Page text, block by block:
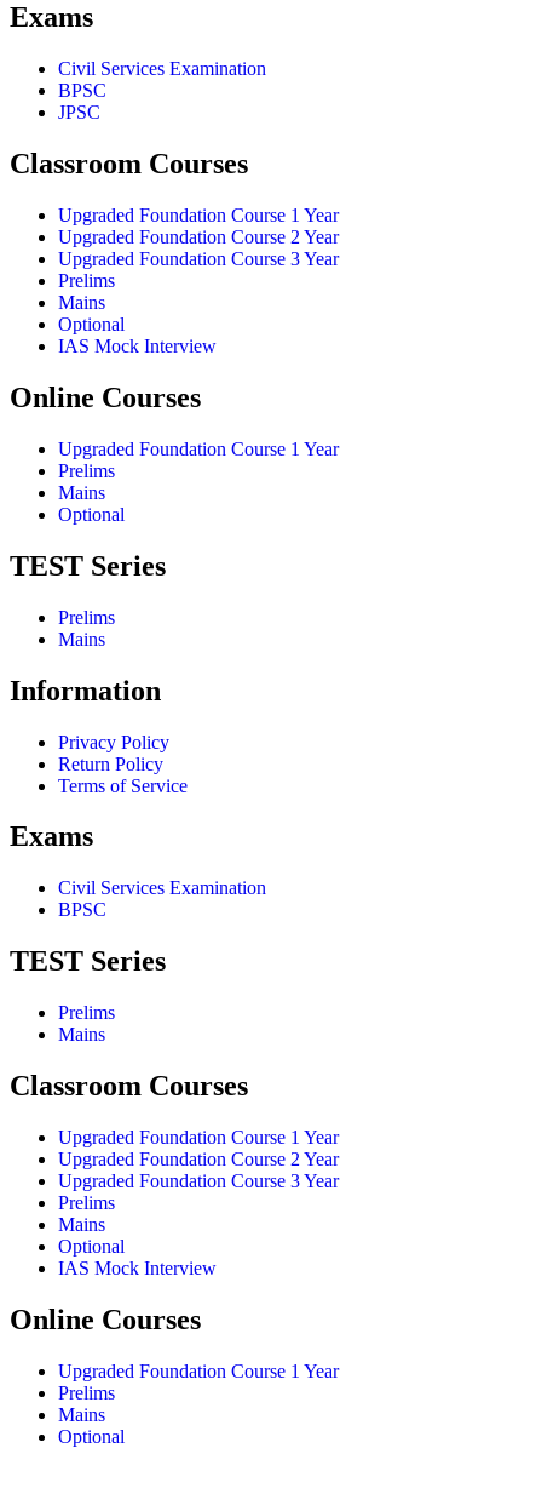
Exams
Civil Services Examination
BPSC
JPSC
Classroom Courses
Upgraded Foundation Course 1 Year
Upgraded Foundation Course 2 Year
Upgraded Foundation Course 3 Year
Prelims
Mains
Optional
IAS Mock Interview
Online Courses
Upgraded Foundation Course 1 Year
Prelims
Mains
Optional
TEST Series
Prelims
Mains
Information
Privacy Policy
Return Policy
Terms of Service
Exams
Civil Services Examination
BPSC
TEST Series
Prelims
Mains
Classroom Courses
Upgraded Foundation Course 1 Year
Upgraded Foundation Course 2 Year
Upgraded Foundation Course 3 Year
Prelims
Mains
Optional
IAS Mock Interview
Online Courses
Upgraded Foundation Course 1 Year
Prelims
Mains
Optional